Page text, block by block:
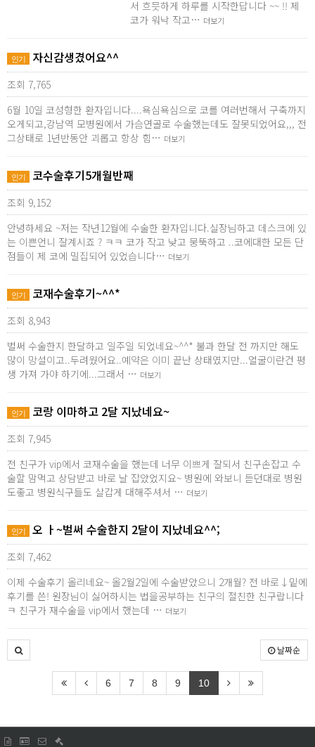
서 흐믓하게 하루를 시작한답니다 ~~ !! 제
코가 워낙 작고… 더보기
인기 자신감생겼어요^^
조회 7,765
6월 10일 코성형한 환자입니다....욕심욕심으로 코를 여러번해서 구축까지
오게되고,강남역 모병원에서 가슴연골로 수술했는데도 잘못되었어요,,, 전
그상태로 1년반동안 괴롭고 항상 힘… 더보기
인기 코수술후기5개월반째
조회 9,152
안녕하세요 ~저는 작년12월에 수술한 환자입니다.실장님하고 데스크에 있
는 이쁜언니 잘계시죠 ? ㅋㅋ 코가 작고 낮고 뭉뚝하고 ..코에대한 모든 단
점들이 제 코에 밀집되어 있었습니다… 더보기
인기 코재수술후기~^^*
조회 8,943
벌써 수술한지 한달하고 일주일 되었네요~^^* 불과 한달 전 까지만 해도
많이 망설이고..두려웠어요..예약은 이미 끝난 상태였지만...얼굴이란건 평
생 가져 가야 하기에...그래서 … 더보기
인기 코랑 이마하고 2달 지났네요~
조회 7,945
전 친구가 vip에서 코재수술을 했는데 너무 이쁘게 잘되서 친구손잡고 수
술할 맘먹고 상담받고 바로 날 잡았었지요~ 병원에 와보니 듣던대로 병원
도좋고 병원식구들도 살갑게 대해주셔서 … 더보기
인기 오 ㅏ~벌써 수술한지 2달이 지났네요^^;
조회 7,462
이제 수술후기 올리네요~ 올2월2일에 수술받았으니 2개월? 전 바로↓밑에
후기를 쓴! 원장님이 싫어하시는 법을공부하는 친구의 절친한 친구랍니다
ㅋ 친구가 재수술을 vip에서 했는데 … 더보기
날짜순
6 7 8 9 10